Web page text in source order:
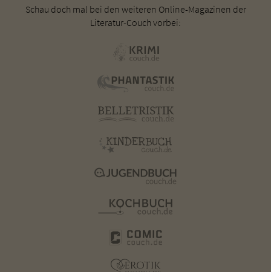
Schau doch mal bei den weiteren Online-Magazinen der
Literatur-Couch vorbei: